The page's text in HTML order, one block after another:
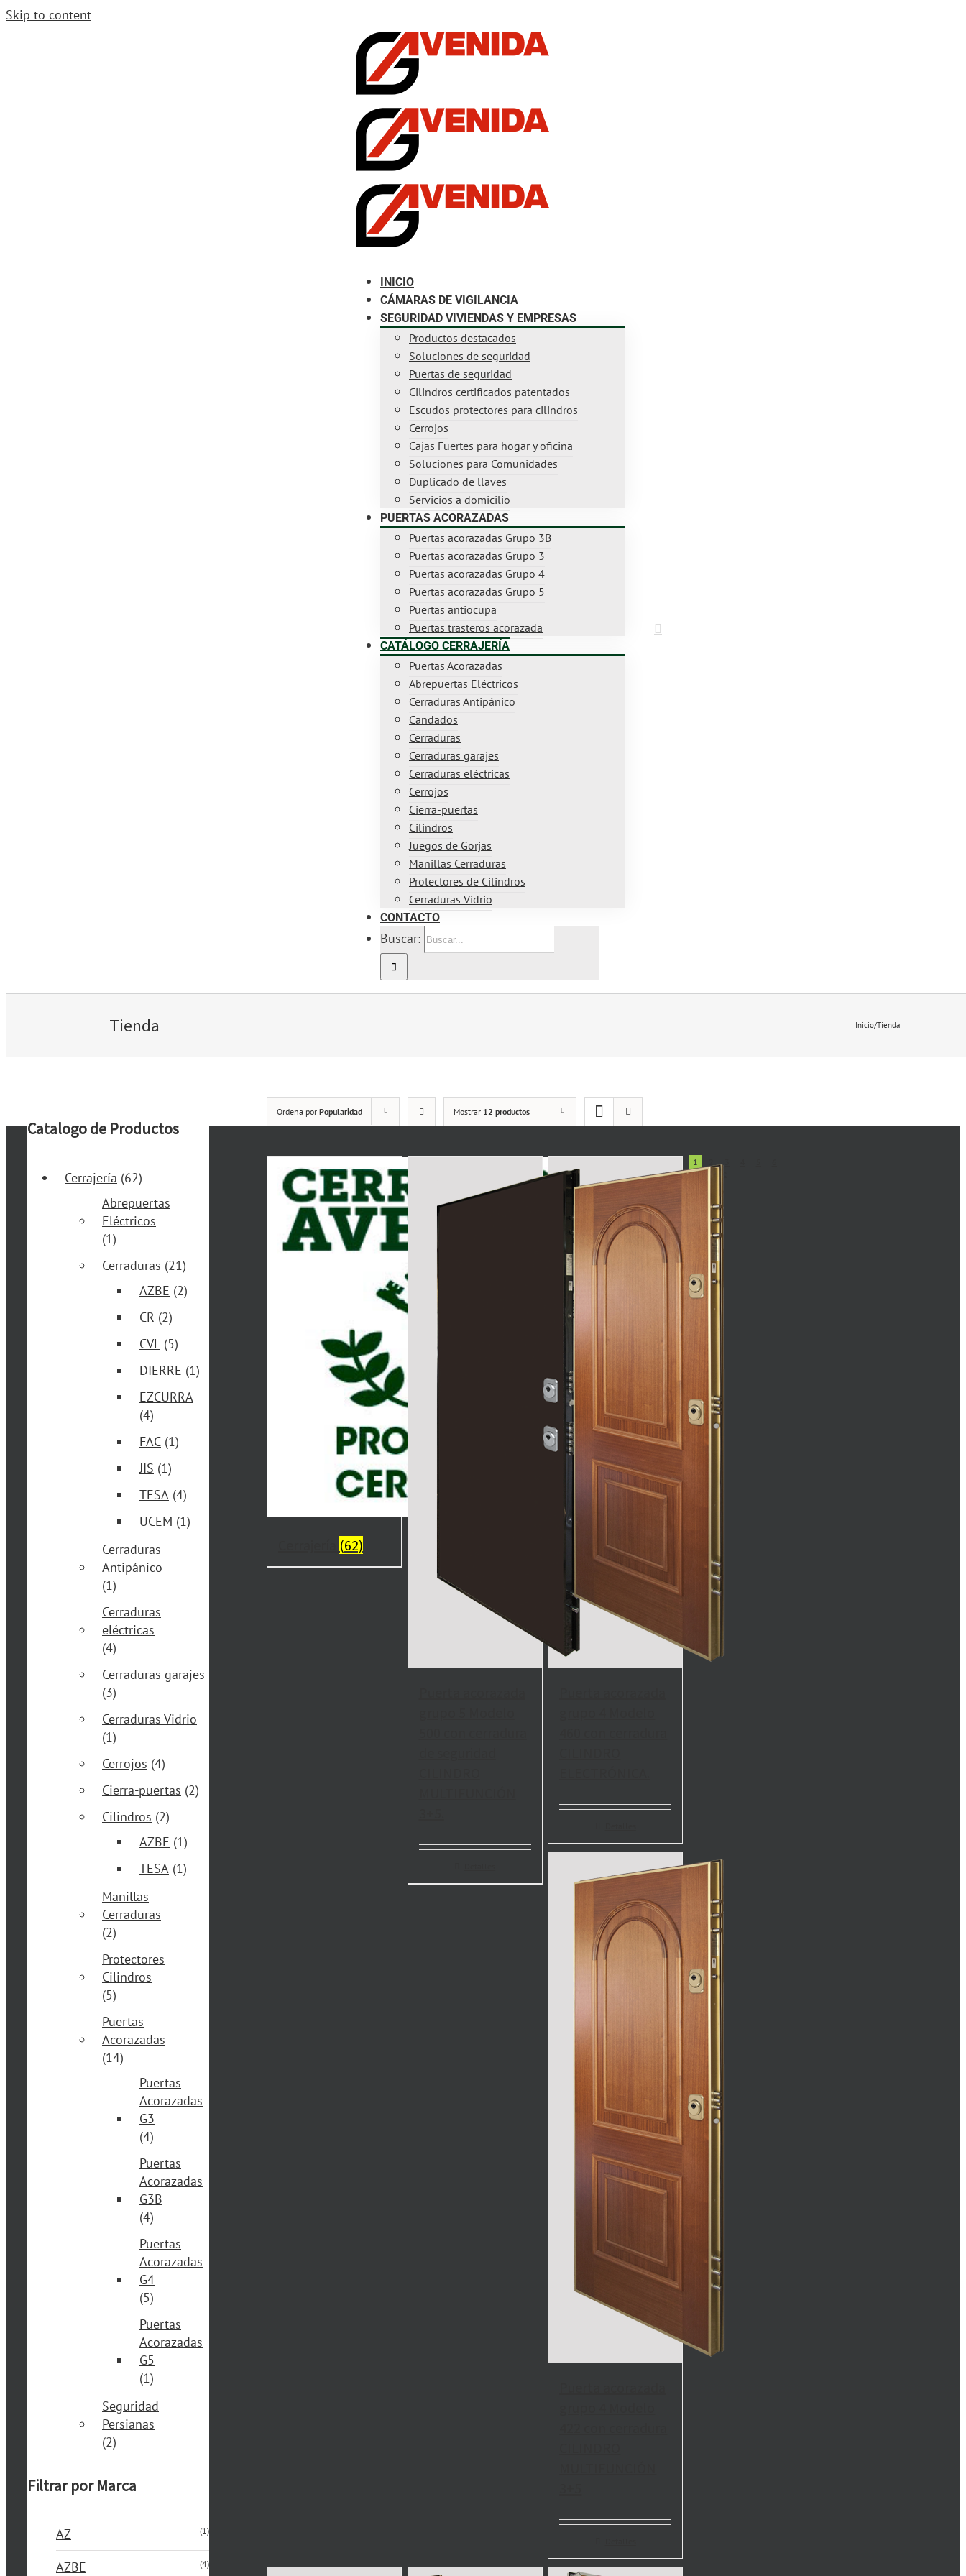
Skip to content
INICIO
CÁMARAS DE VIGILANCIA
SEGURIDAD VIVIENDAS Y EMPRESAS
Productos destacados
Soluciones de seguridad
Puertas de seguridad
Cilindros certificados patentados
Escudos protectores para cilindros
Cerrojos
Cajas Fuertes para hogar y oficina
Soluciones para Comunidades
Duplicado de llaves
Servicios a domicilio
PUERTAS ACORAZADAS
Puertas acorazadas Grupo 3B
Puertas acorazadas Grupo 3
Puertas acorazadas Grupo 4
Puertas acorazadas Grupo 5
Puertas antiocupa
Puertas trasteros acorazada
CATÁLOGO CERRAJERÍA
Puertas Acorazadas
Abrepuertas Eléctricos
Cerraduras Antipánico
Candados
Cerraduras
Cerraduras garajes
Cerraduras eléctricas
Cerrojos
Cierra-puertas
Cilindros
Juegos de Gorjas
Manillas Cerraduras
Protectores de Cilindros
Cerraduras Vidrio
CONTACTO
Buscar:
Tienda Inicio/Tienda
Ordena por Popularidad Mostrar 12 productos
(62)
1
Siguiente
Catalogo de Productos
Cerrajería (62)
Abrepuertas
Eléctricos
(1)
Cerraduras (21)
AZBE (2)
CR (2)
CVL (5)
DIERRE (1)
EZCURRA
(4)
FAC (1)
JIS (1)
TESA (4)
UCEM (1)
Cerraduras
Antipánico
(1)
Cerraduras
eléctricas
(4)
Cerraduras garajes
(3)
Cerraduras Vidrio
(1)
Cerrojos (4)
Cierra-puertas (2)
Cilindros (2)
AZBE (1)
TESA (1)
Manillas
Cerraduras
(2)
Protectores
Cilindros
(5)
Puertas
Acorazadas
(14)
Puertas
Acorazadas
G3
(4)
Puertas
Acorazadas
G3B
(4)
Puertas
Acorazadas
G4
(5)
Puertas
Acorazadas
G5
(1)
Seguridad
Persianas
(2)
Filtrar por Marca
AZ (1)
AZBE (4)